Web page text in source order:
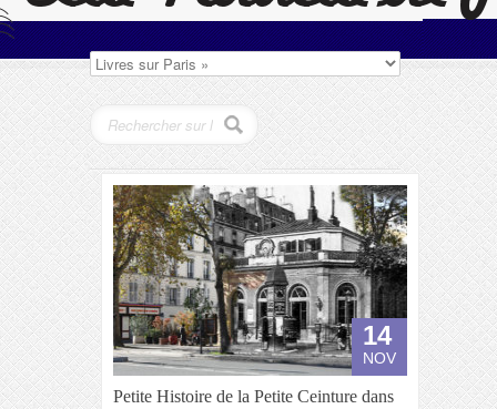
14
NOV
Petite Histoire de la Petite Ceinture dans